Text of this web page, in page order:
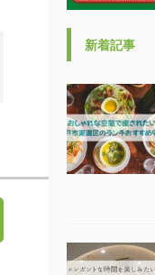
新着記事